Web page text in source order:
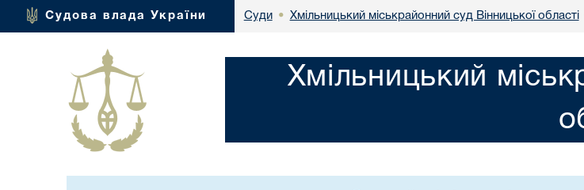
Судова влада України Суди • Хмільницький міськрайонний суд Вінницької області
Хмільницький